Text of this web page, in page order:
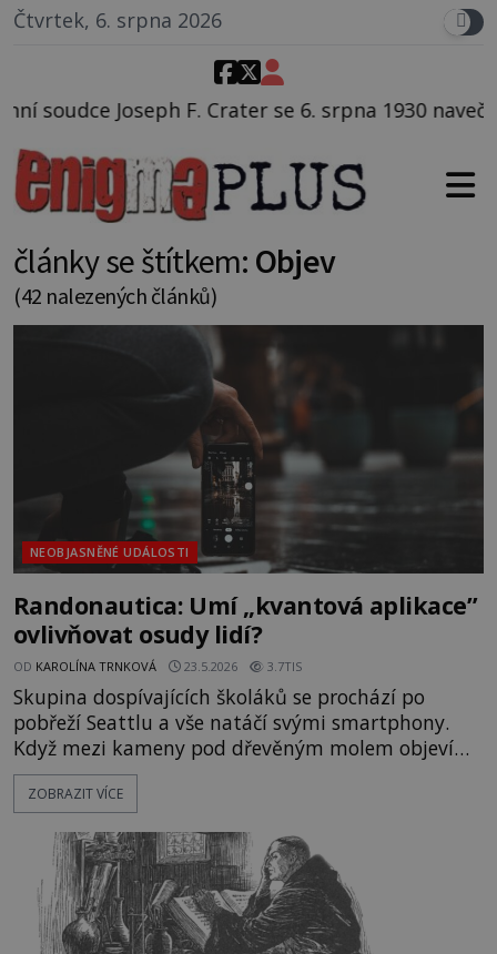
Čtvrtek, 6. srpna 2026
se 6. srpna 1930 navečeří ve své oblíbené
články se štítkem: Objev
(42 nalezených článků)
NEOBJASNĚNÉ UDÁLOSTI
Randonautica: Umí „kvantová aplikace”
ovlivňovat osudy lidí?
OD KAROLÍNA TRNKOVÁ 23.5.2026 3.7TIS
Skupina dospívajících školáků se prochází po
pobřeží Seattlu a vše natáčí svými smartphony.
Když mezi kameny pod dřevěným molem objeví
malý černý kufr, dívka ze skupiny, kterou její
vrstevníci „vyhecují“, sejde z mola a pokusí se
okamžitě vyvalí odpudivý zápach, jeho obsah je
ale zabalen v černém pytl
ZOBRAZIT VÍCE